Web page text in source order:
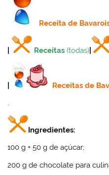
Receitade
Receitas (todas)
Receitas de
.
Ingredientes:
100 g + 50 g de açúcar;
200 g de chocolate para